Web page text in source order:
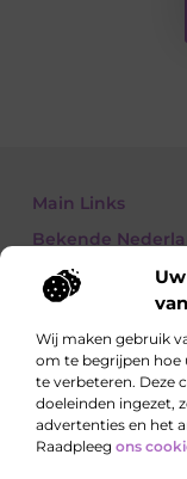
Wij maken gebruik
om te begrijpen hoe
te verbeteren. Deze
doeleinden ingezet,
advertenties en het
Raadpleeg ons
Main Links
Bekende
Ontdek,
Artikelen